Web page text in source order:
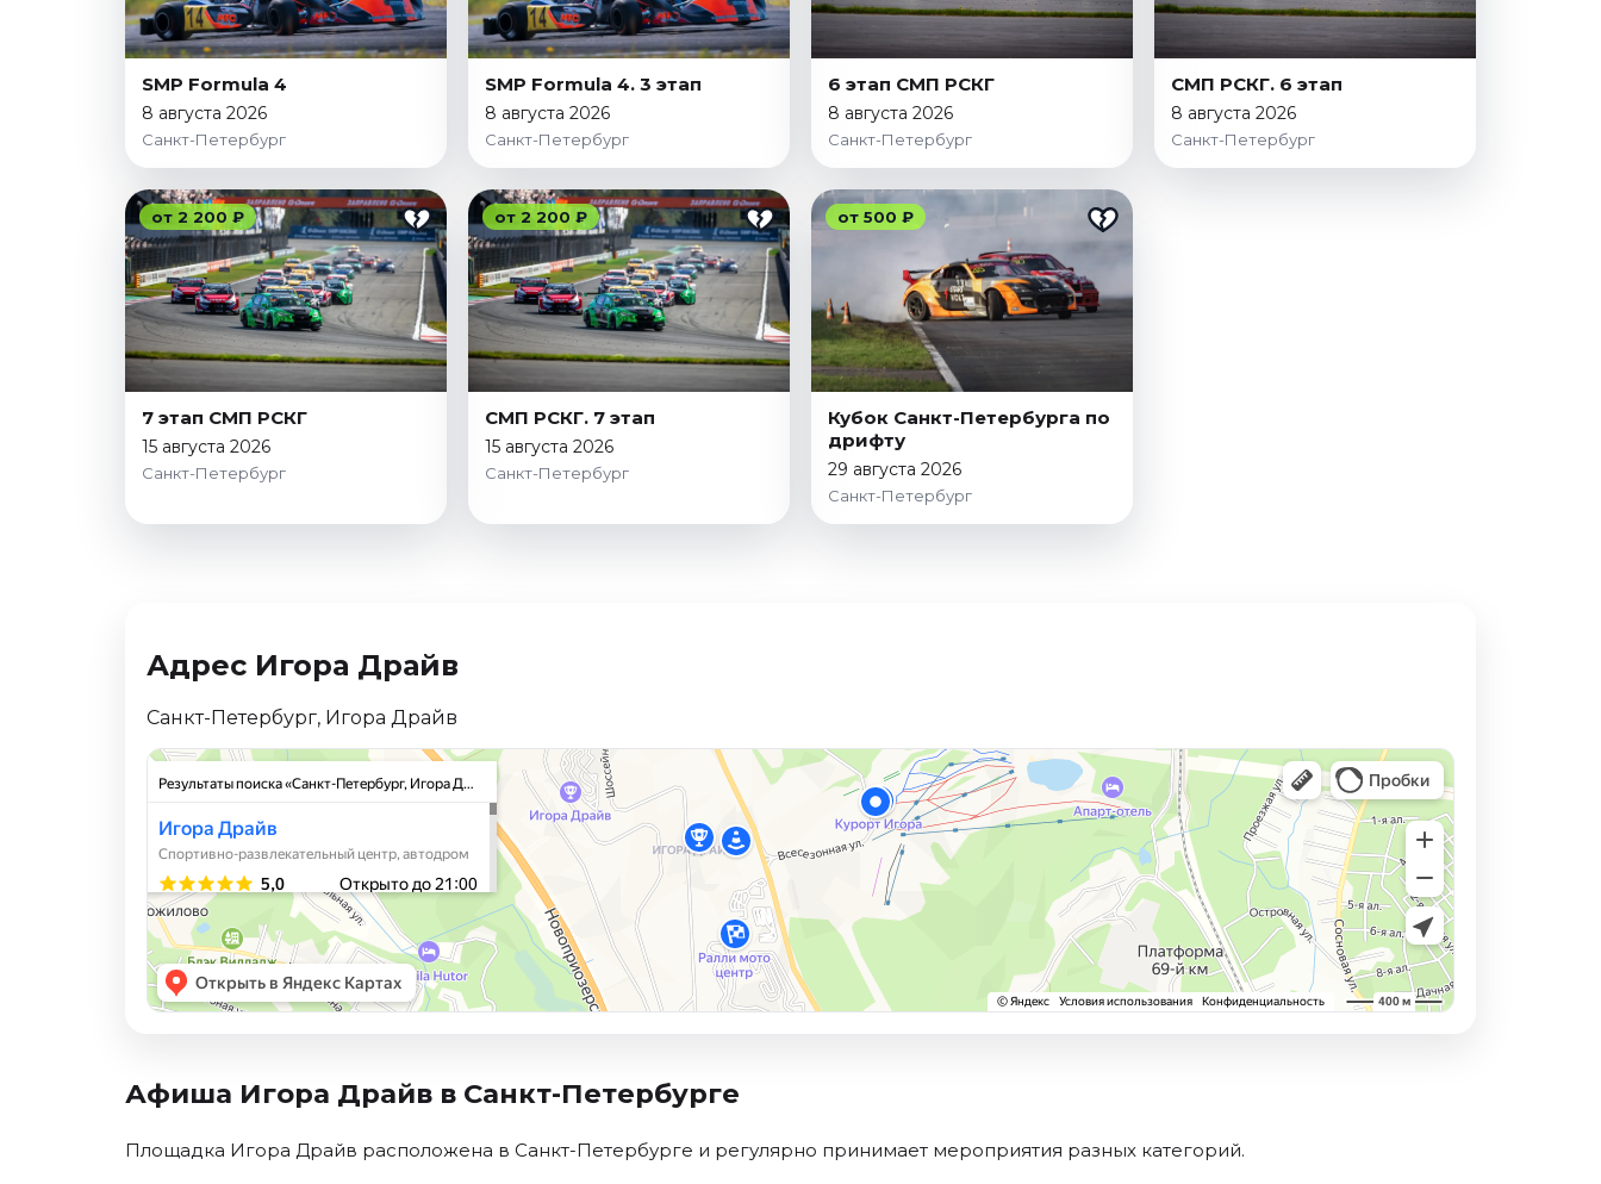
Январь 2027
Сентябрь 2026
Ноябрь 2026
Декабрь 2026
Август 2026
Декабрь 2026
Январь 2027
Сентябрь 2026
Декабрь 2026
Декабрь 2026
SMP Formula 4
8 августа 2026
Санкт-Петербург
SMP Formula 4. 3 этап
8 августа 2026
Санкт-Петербург
6 этап СМП РСКГ
8 августа 2026
Санкт-Петербург
СМП РСКГ. 6 этап
8 августа 2026
Санкт-Петербург
от 2 200 ₽
7 этап СМП РСКГ
15 августа 2026
Санкт-Петербург
от 2 200 ₽
СМП РСКГ. 7 этап
15 августа 2026
Санкт-Петербург
от 500 ₽
Кубок Санкт-Петербурга по
дрифту
29 августа 2026
Санкт-Петербург
Адрес Игора Драйв
Санкт-Петербург, Игора Драйв
Афиша Игора Драйв в Санкт-Петербурге
Площадка Игора Драйв расположена в Санкт-Петербурге и регулярно принимает мероприятия разных категорий.